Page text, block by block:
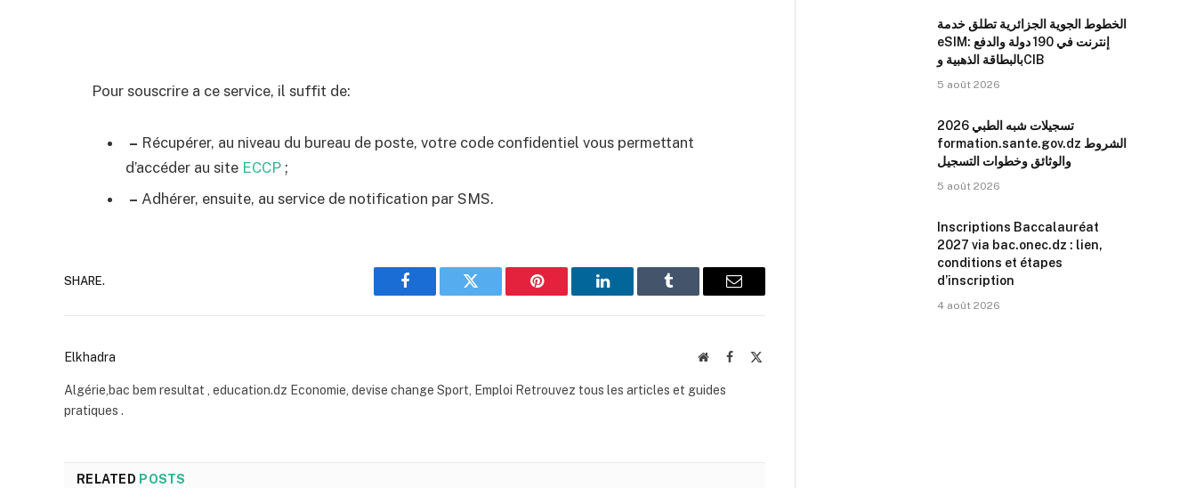
Pour souscrire a ce service, il suffit de:
– Récupérer, au niveau du bureau de poste, votre code confidentiel vous permettant
d’accéder au site ECCP ;
– Adhérer, ensuite, au service de notification par SMS.
SHARE.
Facebook Twitter Pinterest LinkedIn Tumblr Email
Elkhadra WebsiteFacebook
Algérie,bac bem resultat , education.dz Economie, devise change Sport, Emploi Retrouvez tous les articles et guides
pratiques .
RELATED POSTS
الخطوط الجوية الجزائرية تطلق خدمة
eSIM: إنترنت في 190 دولة والدفع
بالبطاقة الذهبية وCIB
5 août 2026
تسجيلات شبه الطبي 2026
formation.sante.gov.dz الشروط
والوثائق وخطوات التسجيل
5 août 2026
Inscriptions Baccalauréat
2027 via bac.onec.dz : lien,
conditions et étapes
d’inscription
4 août 2026